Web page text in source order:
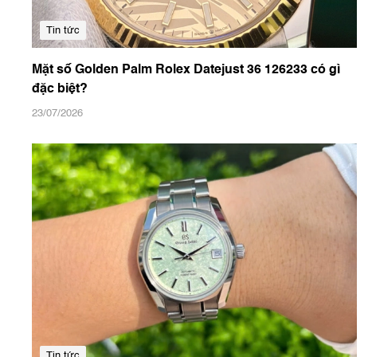
Tin tức
Mặt số Golden Palm Rolex Datejust 36 126233 có gì
đặc biệt?
23/07/2026